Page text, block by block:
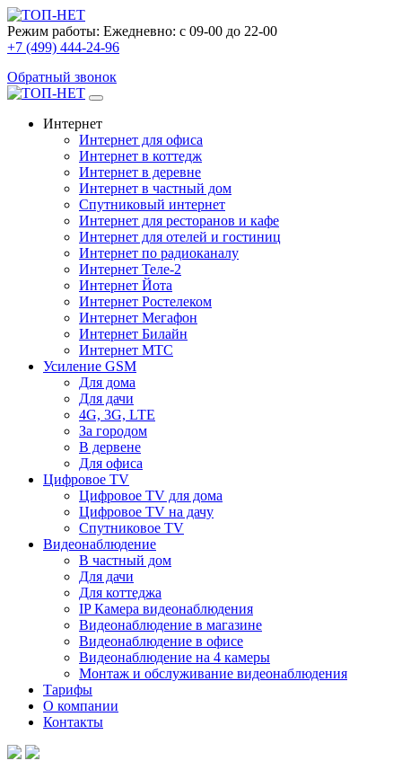
Режим работы: Ежедневно: с 09-00 до 22-00
+7 (499) 444-24-96
Обратный звонок
Интернет
Интернет для офиса
Интернет в коттедж
Интернет в деревне
Интернет в частный дом
Спутниковый интернет
Интернет для ресторанов и кафе
Интернет для отелей и гостиниц
Интернет по радиоканалу
Интернет Теле-2
Интернет Йота
Интернет Ростелеком
Интернет Мегафон
Интернет Билайн
Интернет МТС
Усиление GSM
Для дома
Для дачи
4G, 3G, LTE
За городом
В дервене
Для офиса
Цифровое TV
Цифровое TV для дома
Цифровое TV на дачу
Спутниковое TV
Видеонаблюдение
В частный дом
Для дачи
Для коттеджа
IP Камера видеонаблюдения
Видеонаблюдение в магазине
Видеонаблюдение в офисе
Видеонаблюдение на 4 камеры
Монтаж и обслуживание видеонаблюдения
Тарифы
О компании
Контакты